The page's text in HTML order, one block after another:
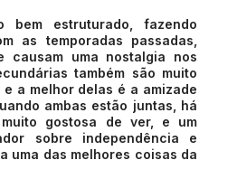
bem estruturado, fazendo
as temporadas passadas,
causam uma nostalgia nos
também são muito
a melhor delas é a amizade
ambas estão juntas, há
gostosa de ver, e um
sobre independência e
uma das melhores coisas da